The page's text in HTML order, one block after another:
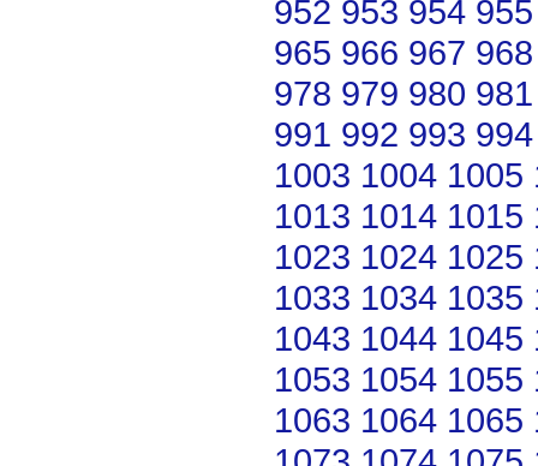
952 953 954 955
965 966 967 968
978 979 980 981
991 992 993 994
1003 1004 1005
1013 1014 1015
1023 1024 1025
1033 1034 1035
1043 1044 1045
1053 1054 1055
1063 1064 1065